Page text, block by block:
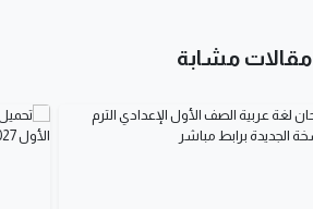
مقالات مشابة